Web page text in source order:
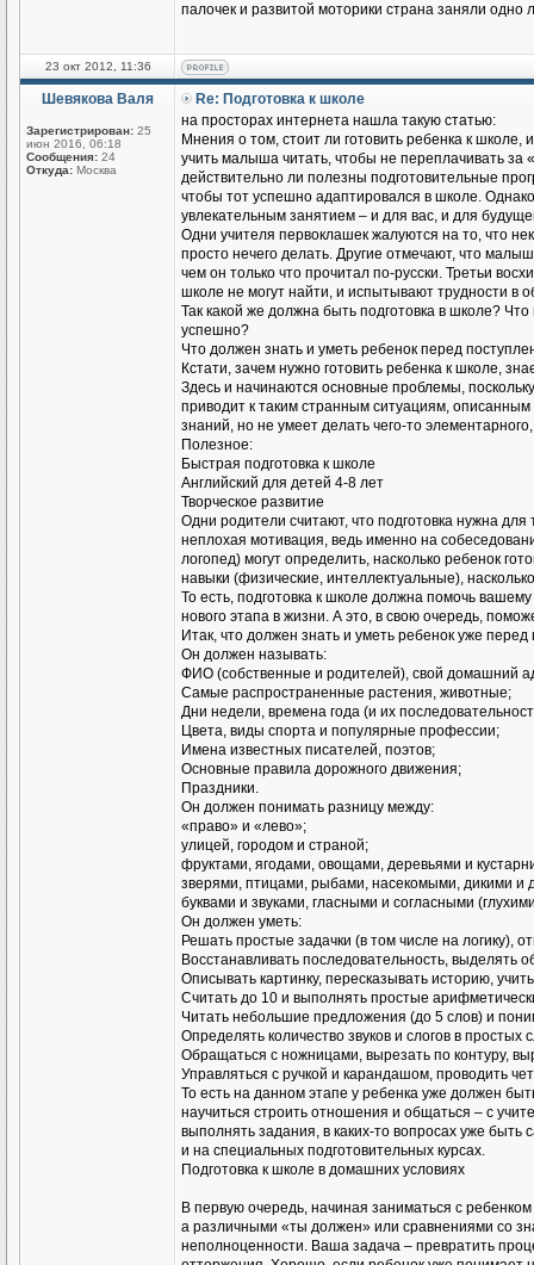
палочек и развитой моторики страна заняли
23 окт 2012, 11:36
Шевякова Валя
Зарегистрирован: 25
июн 2016, 06:18
Сообщения: 24
Откуда: Москва
Re: Подготовка к школе
на просторах интернета нашла такую статью:
Мнения о том, стоит ли готовить ребенка к
учить малыша читать, чтобы не переплачивать за
действительно ли полезны подготовительные
чтобы тот успешно адаптировался в школе.
увлекательным занятием – и для вас, и для
Одни учителя первоклашек жалуются на то, что
просто нечего делать. Другие отмечают, что
чем он только что прочитал по-русски. Третьи
школе не могут найти, и испытывают трудности в
Так какой же должна быть подготовка в школе?
успешно?
Что должен знать и уметь ребенок перед
Кстати, зачем нужно готовить ребенка к школе,
Здесь и начинаются основные проблемы,
приводит к таким странным ситуациям,
знаний, но не умеет делать чего-то
Полезное:
Быстрая подготовка к школе
Английский для детей 4-8 лет
Творческое развитие
Одни родители считают, что подготовка нужна
неплохая мотивация, ведь именно на
логопед) могут определить, насколько ребенок
навыки (физические, интеллектуальные),
То есть, подготовка к школе должна помочь
нового этапа в жизни. А это, в свою очередь,
Итак, что должен знать и уметь ребенок уже
Он должен называть:
ФИО (собственные и родителей), свой домашний
Самые распространенные растения, животные;
Дни недели, времена года (и их
Цвета, виды спорта и популярные профессии;
Имена известных писателей, поэтов;
Основные правила дорожного движения;
Праздники.
Он должен понимать разницу между:
«право» и «лево»;
улицей, городом и страной;
фруктами, ягодами, овощами, деревьями и
зверями, птицами, рыбами, насекомыми, дикими
буквами и звуками, гласными и согласными
Он должен уметь:
Решать простые задачки (в том числе на логику),
Восстанавливать последовательность, выделять
Описывать картинку, пересказывать историю,
Считать до 10 и выполнять простые
Читать небольшие предложения (до 5 слов) и
Определять количество звуков и слогов в простых
Обращаться с ножницами, вырезать по контуру,
Управляться с ручкой и карандашом, проводить
То есть на данном этапе у ребенка уже должен
научиться строить отношения и общаться – с
выполнять задания, в каких-то вопросах уже быть
и на специальных подготовительных курсах.
Подготовка к школе в домашних условиях
В первую очередь, начиная заниматься с
а различными «ты должен» или сравнениями со
неполноценности. Ваша задача – превратить